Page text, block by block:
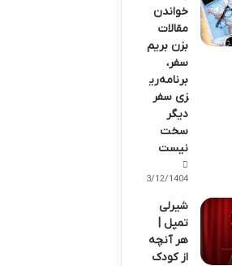
خواندن
مقالات
بزن بریم
سفر،
برنامه‌ری
زی سفر
دیگر
سخت
نیست
03/12/1404
شیرلی
تمپل |
هر آنچه
از کودک